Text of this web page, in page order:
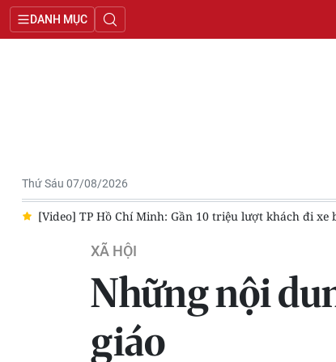
DANH MỤC
Thứ Sáu 07/08/2026
hơn một tháng Đi tìm tên thật cho những liệt sĩ Biệt
XÃ HỘI
Những nội
giáo